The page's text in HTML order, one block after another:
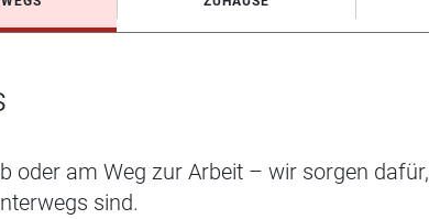
oder am Weg zur Arbeit – wir sorgen dafür,
sind.